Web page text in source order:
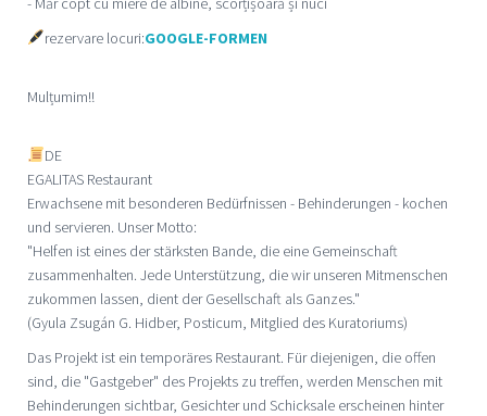
rezervare locuri:GOOGLE-FORMEN
Mulțumim!!
DE
EGALITAS Restaurant
Erwachsene mit besonderen Bedürfnissen - Behinderungen - kochen
und servieren. Unser Motto:
"Helfen ist eines der stärksten Bande, die eine Gemeinschaft
zusammenhalten. Jede Unterstützung, die wir unseren Mitmenschen
zukommen lassen, dient der Gesellschaft als Ganzes."
(Gyula Zsugán G. Hidber, Posticum, Mitglied des Kuratoriums)
Das Projekt ist ein temporäres Restaurant. Für diejenigen, die offen
sind, die "Gastgeber" des Projekts zu treffen, werden Menschen mit
Behinderungen sichtbar, Gesichter und Schicksale erscheinen hinter